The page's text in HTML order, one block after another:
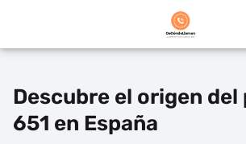
Descubre el origen
651 en España